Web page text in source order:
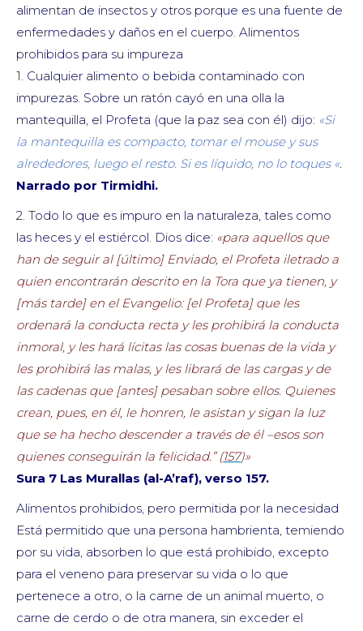
alimentan de insectos y otros porque es una fuente de
enfermedades y daños en el cuerpo. Alimentos
prohibidos para su impureza
1. Cualquier alimento o bebida contaminado con
impurezas. Sobre un ratón cayó en una olla la
mantequilla, el Profeta (que la paz sea con él) dijo: «Si
la mantequilla es compacto, tomar el mouse y sus
alrededores, luego el resto. Si es líquido, no lo toques «.
Narrado por Tirmidhi.
2. Todo lo que es impuro en la naturaleza, tales como
las heces y el estiércol. Dios dice: «para aquellos que
han de seguir al [último] Enviado, el Profeta iletrado a
quien encontrarán descrito en la Tora que ya tienen, y
[más tarde] en el Evangelio: [el Profeta] que les
ordenará la conducta recta y les prohibirá la conducta
inmoral, y les hará lícitas las cosas buenas de la vida y
les prohibirá las malas, y les librará de las cargas y de
las cadenas que [antes] pesaban sobre ellos. Quienes
crean, pues, en él, le honren, le asistan y sigan la luz
que se ha hecho descender a través de él –esos son
quienes conseguirán la felicidad.” (157)»
Sura 7 Las Murallas (al-A’raf), verso 157.
Alimentos prohibidos, pero permitida por la necesidad
Está permitido que una persona hambrienta, temiendo
por su vida, absorben lo que está prohibido, excepto
para el veneno para preservar su vida o lo que
pertenece a otro, o la carne de un animal muerto, o
carne de cerdo o de otra manera, sin exceder el